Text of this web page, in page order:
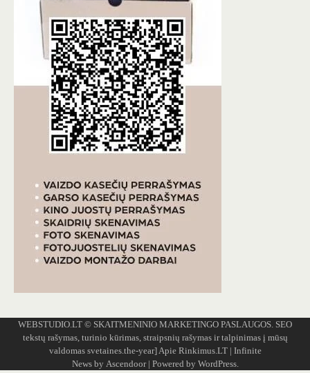
WEBSTUDIO.LT © SKAITMENINIO MARKETINGO PASLAUGOS. SEO
tekstų rašymas, turinio kūrimas, straipsnių rašymas ir talpinimas į mūsų
valdomas svetaines.the-year] Apie Rinkimus.LT| Infinite
News by Ascendoor| Powered by WordPress.